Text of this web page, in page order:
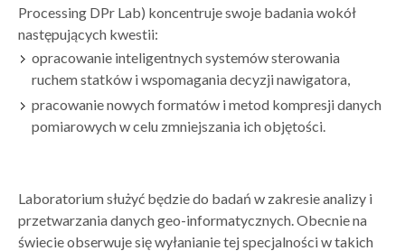
Processing DPr Lab) koncentruje swoje badania wokół
następujących kwestii:
opracowanie inteligentnych systemów sterowania
ruchem statków i wspomagania decyzji nawigatora,
pracowanie nowych formatów i metod kompresji danych
pomiarowych w celu zmniejszania ich objętości.
Laboratorium służyć będzie do badań w zakresie analizy i
przetwarzania danych geo-informatycznych. Obecnie na
świecie obserwuje się wyłanianie tej specjalności w takich